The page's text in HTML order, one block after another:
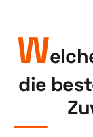
W
die